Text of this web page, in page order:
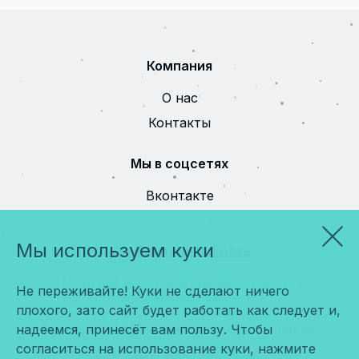
Компания
О нас
Контакты
Мы в соцсетях
Вконтакте
Сообщить об ошибке
Политика и соглашение на обработку
персональных данных
© 2026 ООО «Мира». Все права защищены.
Мы используем куки
Не переживайте! Куки не сделают ничего
плохого, зато сайт будет работать как следует и,
надеемся, принесёт вам пользу. Чтобы
согласиться на использование куки, нажмите